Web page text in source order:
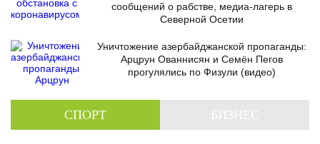
сообщений о рабстве, медиа-лагерь в
Северной Осетии
Уничтожение азербайджанской пропаганды:
Арцрун Ованнисян и Семён Пегов
прогулялись по Физули (видео)
СПОРТ